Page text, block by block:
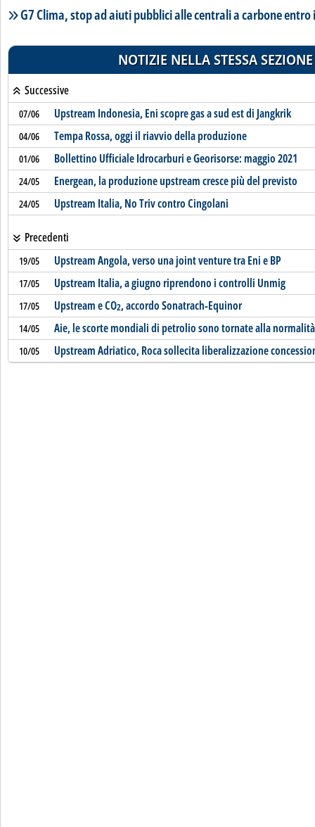
Lista notizie correlate
G7 Clima, stop ad aiuti pubblici alle centrali a carbone entro
NOTIZIE NELLA STESSA SEZIONE
Successive
07/06 Upstream Indonesia, Eni scopre gas a sud est di Jangkrik
04/06 Tempa Rossa, oggi il riavvio della produzione
01/06 Bollettino Ufficiale Idrocarburi e Georisorse: maggio 2021
24/05 Energean, la produzione upstream cresce più del previsto
24/05 Upstream Italia, No Triv contro Cingolani
Precedenti
19/05 Upstream Angola, verso una joint venture tra Eni e BP
17/05 Upstream Italia, a giugno riprendono i controlli Unmig
17/05 Upstream e CO2, accordo Sonatrach-Equinor
14/05 Aie, le scorte mondiali di petrolio sono tornate alla normalità
10/05 Upstream Adriatico, Roca sollecita liberalizzazione